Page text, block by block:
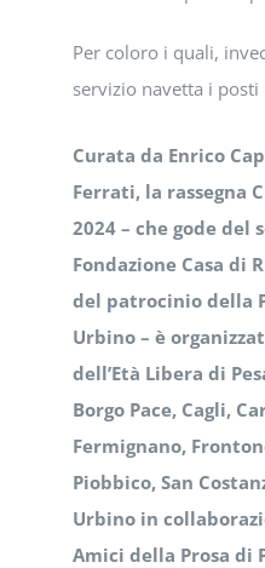
Per coloro i quali,
servizio navetta i
Curata da Enrico
Ferrati, la rassegna
2024 – che gode del
Fondazione Casa di
del patrocinio della
Urbino – è
dell’Età Libera di
Borgo Pace, Cagli,
Fermignano,
Piobbico, San
Urbino in
Amici della Prosa di